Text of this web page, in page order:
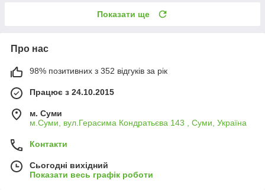
Показати ще
Про нас
98% позитивних з 352 відгуків за рік
Працює з 24.10.2015
м. Суми
м.Суми, вул.Герасима Кондратьєва 143 , Суми, Україна
Контакти
Сьогодні вихідний
Показати весь графік роботи